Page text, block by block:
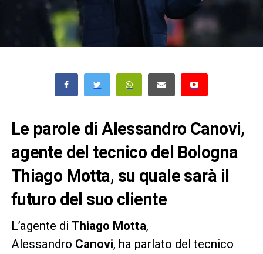
Le parole di Alessandro Canovi,
agente del tecnico del Bologna
Thiago Motta, su quale sarà il
futuro del suo cliente
L’agente di Thiago Motta,
Alessandro Canovi, ha parlato del tecnico